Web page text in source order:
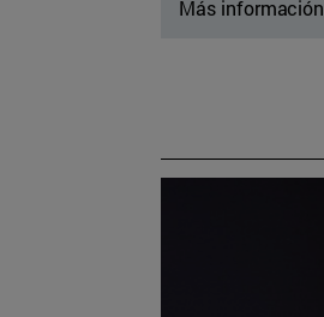
Más información